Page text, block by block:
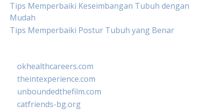
Tips Memperbaiki Keseimbangan Tubuh dengan
Mudah
Tips Memperbaiki Postur Tubuh yang Benar
okhealthcareers.com
theintexperience.com
unboundedthefilm.com
catfriends-bg.org